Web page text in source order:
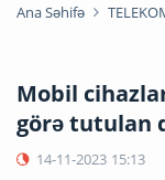
Ana Səhifə
Mobil
görə tutulan
14-11-2023 15:13